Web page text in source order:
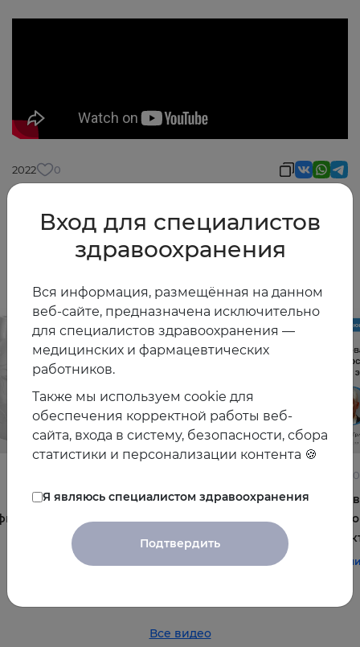
2022 0
Другие видео
Постменопауза на приёме: алгоритмы для
терапевта
#терапия #постменопауза#женское_здоровье
и
и
Все видео
Вход для специалистов
здравоохранения
Вся информация, размещённая на данном
веб-сайте, предназначена исключительно
для специалистов здравоохранения —
медицинских и фармацевтических
работников.
Также мы используем cookie для
обеспечения корректной работы веб-
сайта, входа в систему, безопасности, сбора
статистики и персонализации контента 🍪
Я являюсь специалистом здравоохранения
Подтвердить